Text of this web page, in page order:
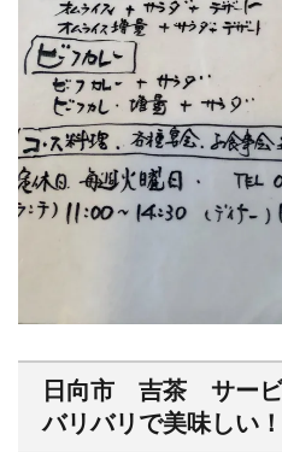
日向市 吉茶 サー
バリバリで美味しい！